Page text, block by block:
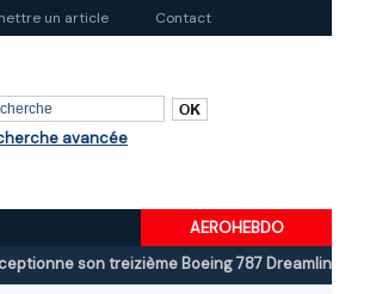
un article Contact
avancée
AEROHEBDO
treizième Boeing 787 Dreamliner
Boeing